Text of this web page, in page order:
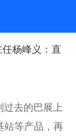
杨峰义：直
过去的巴展上
站等产品，再